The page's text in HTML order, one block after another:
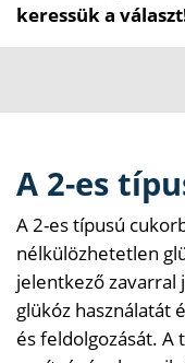
keressük a
A 2-es
A 2-es típusú
nélkülözhetetlen
jelentkező zavarral
glükóz használatát
és feldolgozását. A